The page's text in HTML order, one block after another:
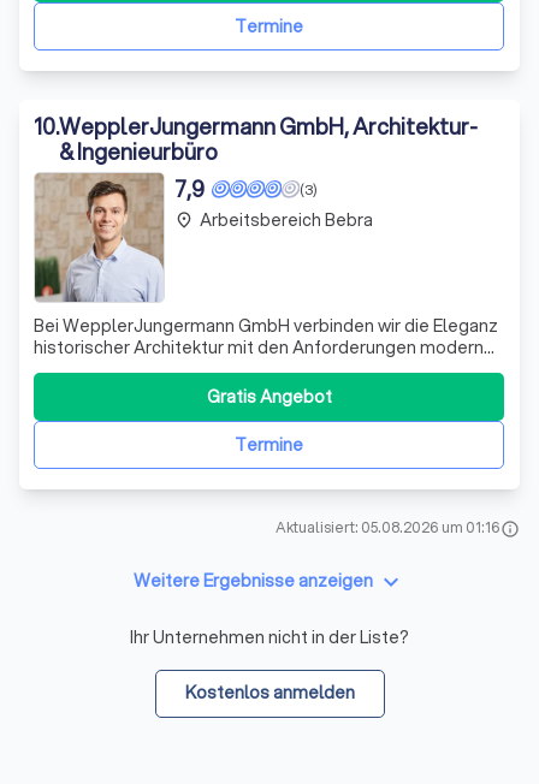
öffentlichen Einrichtungen, Wohnbauten so
Termine
10.WepplerJungermann GmbH, Architektur-
& Ingenieurbüro
(3)
7,9
Bei WepplerJungermann GmbH verbinden wir die Eleganz
historischer Architektur mit den Anforderungen modernen
Wohnens und Arbeitens. Seit unserer Gründung im Jahr
2012 haben wir es uns zur Aufgabe gemacht, Altbauten
nicht nur zu erhalten, sondern sie in lebendige Räume zu
verwandeln, die sowohl CharaTermine
Gratis Angebot
place Arbeitsbereich Bebra
Aktualisiert: 05.08.2026 um 01:16info
Weitere Ergebnisse anzeigen keyboard_arrow_down
Ihr Unternehmen nicht in der Liste?
Kostenlos anmelden